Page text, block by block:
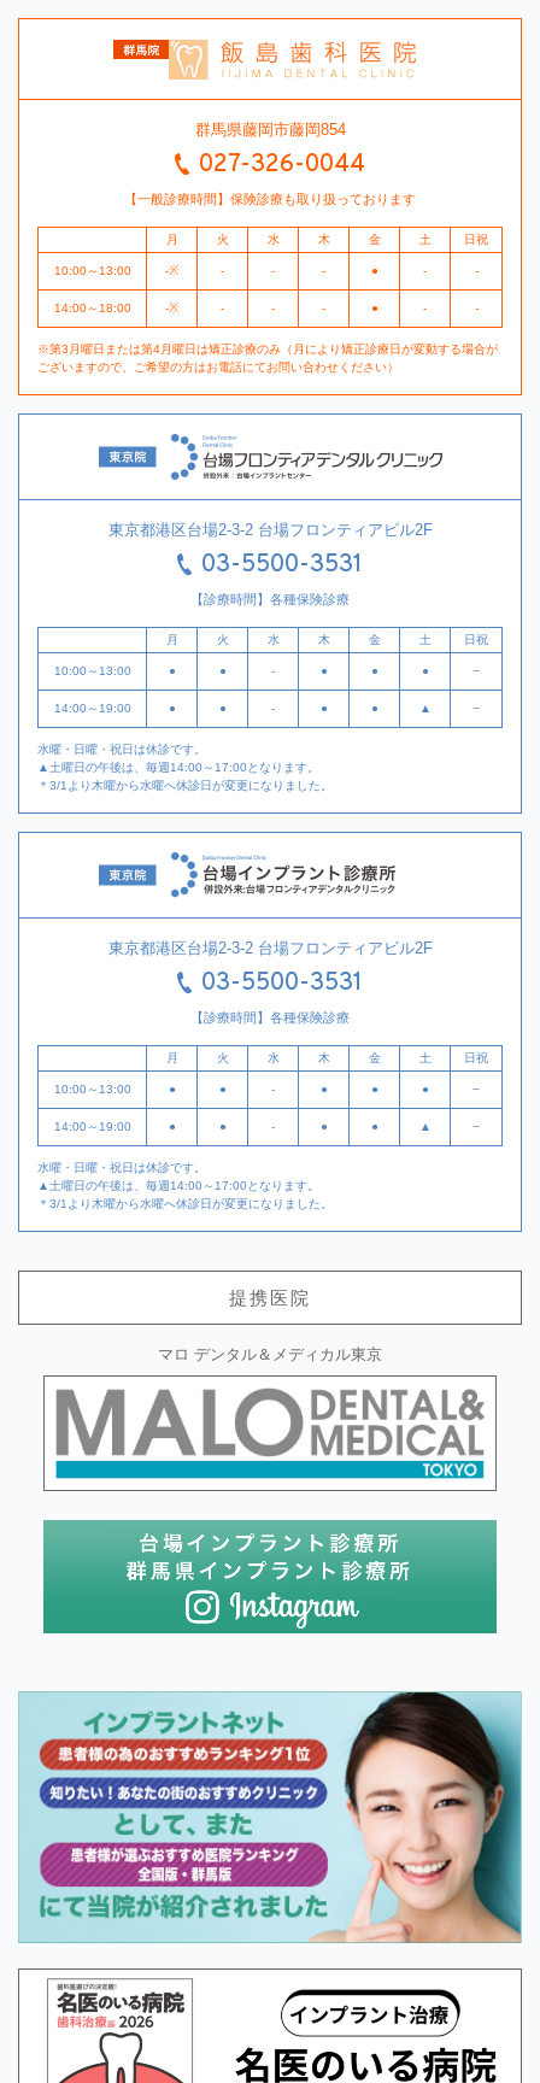
群馬県藤岡市藤岡854
027-326-0044
【一般診療時間】保険診療も取り扱っております
月 火 水 木 金 土 日祝
10:00～13:00 -※ - - - ● - -
14:00～18:00 -※ - - - ● - -
※第3月曜日または第4月曜日は矯正診療のみ（月により矯正診療日が変動する場合が
ございますので、ご希望の方はお電話にてお問い合わせください）
東京都港区台場2-3-2 台場フロンティアビル2F
03-5500-3531
【診療時間】各種保険診療
月 火 水 木 金 土 日祝
10:00～13:00 ● ● - ● ● ● −
14:00～19:00 ● ● - ● ● ▲ −
水曜・日曜・祝日は休診です。
▲土曜日の午後は、毎週14:00～17:00となります。
＊3/1より木曜から水曜へ休診日が変更になりました。
東京都港区台場2-3-2 台場フロンティアビル2F
03-5500-3531
【診療時間】各種保険診療
月 火 水 木 金 土 日祝
10:00～13:00 ● ● - ● ● ● −
14:00～19:00 ● ● - ● ● ▲ −
水曜・日曜・祝日は休診です。
▲土曜日の午後は、毎週14:00～17:00となります。
＊3/1より木曜から水曜へ休診日が変更になりました。
提携医院
マロ デンタル＆メディカル東京